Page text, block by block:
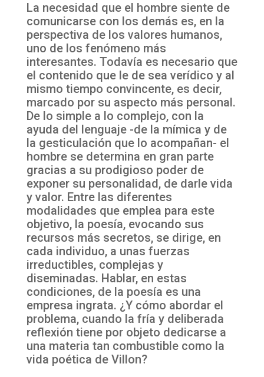
La necesidad que el hombre siente de
comunicarse con los demás es, en la
perspectiva de los valores humanos,
uno de los fenómeno más
interesantes. Todavía es necesario que
el contenido que le de sea verídico y al
mismo tiempo convincente, es decir,
marcado por su aspecto más personal.
De lo simple a lo complejo, con la
ayuda del lenguaje -de la mímica y de
la gesticulación que lo acompañan- el
hombre se determina en gran parte
gracias a su prodigioso poder de
exponer su personalidad, de darle vida
y valor. Entre las diferentes
modalidades que emplea para este
objetivo, la poesía, evocando sus
recursos más secretos, se dirige, en
cada individuo, a unas fuerzas
irreductibles, complejas y
diseminadas. Hablar, en estas
condiciones, de la poesía es una
empresa ingrata. ¿Y cómo abordar el
problema, cuando la fría y deliberada
reflexión tiene por objeto dedicarse a
una materia tan combustible como la
vida poética de Villon?